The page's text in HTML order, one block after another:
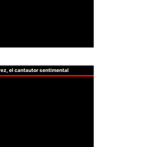
el cantautor sentimental